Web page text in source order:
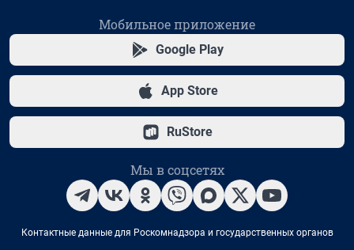
Мобильное приложение
Google Play
App Store
RuStore
Мы в соцсетях
Контактные данные для Роскомнадзора и государственных органов